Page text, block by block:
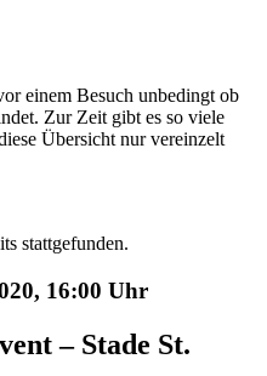
einem Besuch unbedingt ob
Zur Zeit gibt es so viele
Übersicht nur vereinzelt
stattgefunden.
16:00 Uhr
– Stade St.